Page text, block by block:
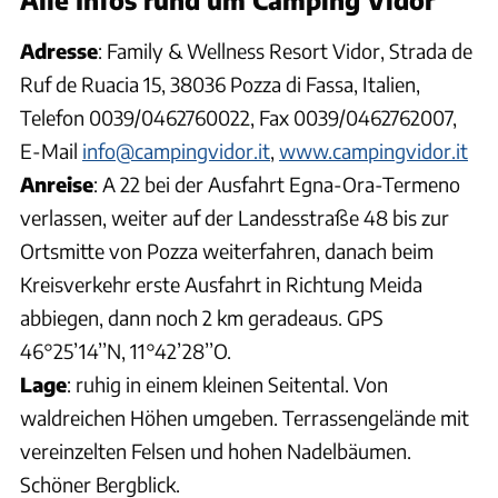
Adresse: Family & Wellness Resort Vidor, Strada de
Ruf de Ruacia 15, 38036 Pozza di Fassa, Italien,
Telefon 0039/0462760022, Fax 0039/0462762007,
E-Mail info@campingvidor.it, www.campingvidor.it
Anreise: A 22 bei der Ausfahrt Egna-Ora-Termeno
verlassen, weiter auf der Landesstraße 48 bis zur
Ortsmitte von Pozza weiterfahren, danach beim
Kreisverkehr erste Ausfahrt in Richtung Meida
abbiegen, dann noch 2 km geradeaus. GPS
46°25’14’’N, 11°42’28’’O.
Lage: ruhig in einem kleinen Seitental. Von
waldreichen Höhen umgeben. Terrassengelände mit
vereinzelten Felsen und hohen Nadelbäumen.
Schöner Bergblick.